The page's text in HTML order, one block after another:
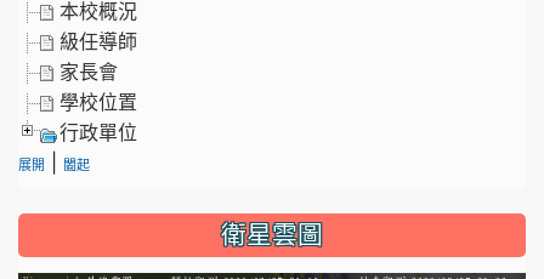
本校概況
級任導師
家長會
學校位置
行政單位
展開 闔起
衛星雲圖